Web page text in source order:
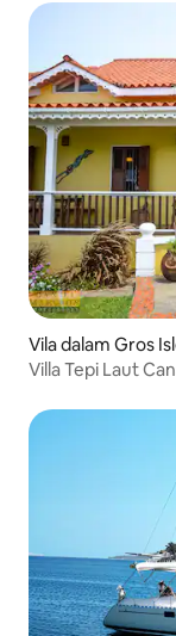
Vila dalam Gros
Villa Tepi Laut